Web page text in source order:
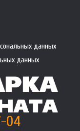
данных
данных
04